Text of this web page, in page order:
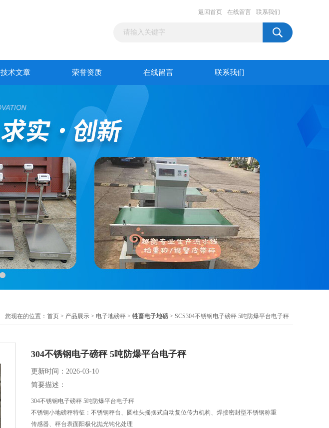
返回首页 在线留言 联系我们
技术文章 荣誉资质 在线留言 联系我们
您现在的位置： 首页 > 产品展示 > 电子地磅秤 > 牲畜电子地磅 > SCS304不锈钢电子磅秤 5吨防爆平台电子秤
304不锈钢电子磅秤 5吨防爆平台电子秤
更新时间：2026-03-10
简要描述：
304不锈钢电子磅秤 5吨防爆平台电子秤
不锈钢小地磅秤特征：不锈钢秤台、圆柱头摇摆式自动复位传力机构、焊接密封型不锈钢称重
传感器、秤台表面阳极化抛光钝化处理